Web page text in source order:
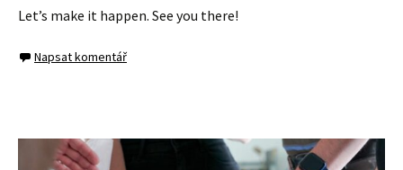
Let’s make it happen. See you there!
Napsat komentář